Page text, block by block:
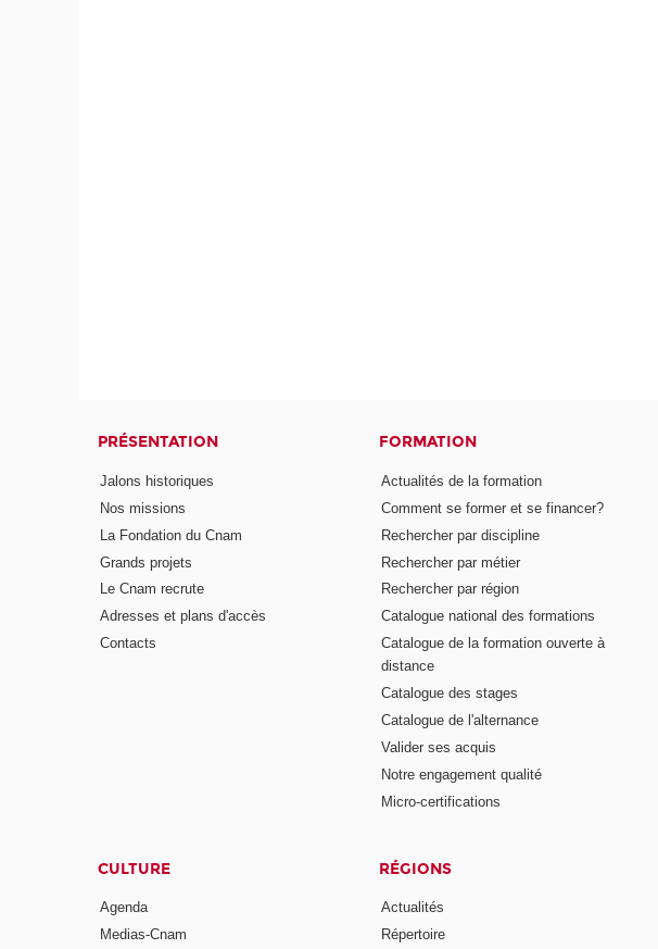
PRÉSENTATION
Jalons historiques
Nos missions
La Fondation du Cnam
Grands projets
Le Cnam recrute
Adresses et plans d'accès
Contacts
FORMATION
Actualités de la formation
Comment se former et se financer?
Rechercher par discipline
Rechercher par métier
Rechercher par région
Catalogue national des formations
Catalogue de la formation ouverte à
distance
Catalogue des stages
Catalogue de l'alternance
Valider ses acquis
Notre engagement qualité
Micro-certifications
CULTURE
Agenda
Medias-Cnam
RÉGIONS
Actualités
Répertoire